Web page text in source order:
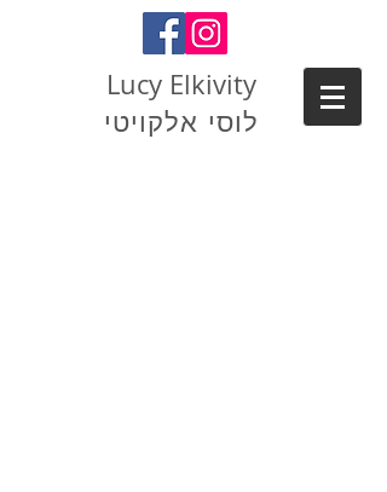
Lucy Elkivity
לוסי אלקויטי